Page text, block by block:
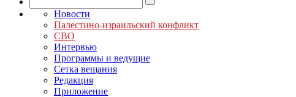
Новости
Палестино-израильский конфликт
СВО
Интервью
Программы и ведущие
Сетка вещания
Редакция
Приложение